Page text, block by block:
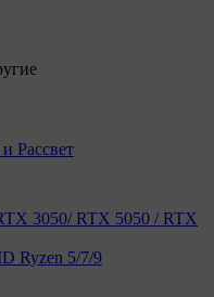
Рассвет
3050/ RTX 5050 / RTX
Ryzen 5/7/9